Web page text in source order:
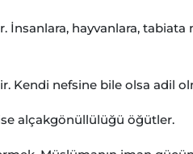
İnsanlara, hayvanlara,
Kendi nefsine bile olsa adil
ise alçakgönüllülüğü öğütler.